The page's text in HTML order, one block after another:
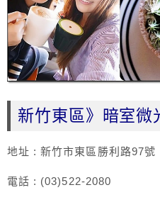
新竹東區》暗室微
地址 : 新竹市東區勝利路97號
電話 : (03)522-2080